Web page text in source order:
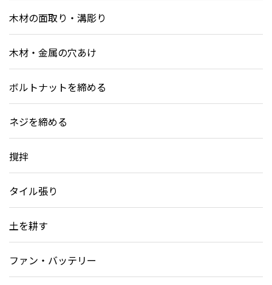
木材の面取り・溝彫り
木材・金属の穴あけ
ボルトナットを締める
ネジを締める
撹拌
タイル張り
土を耕す
ファン・バッテリー